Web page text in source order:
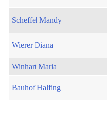
Scheffel Mandy
Wierer Diana
Winhart Maria
Bauhof Halfing